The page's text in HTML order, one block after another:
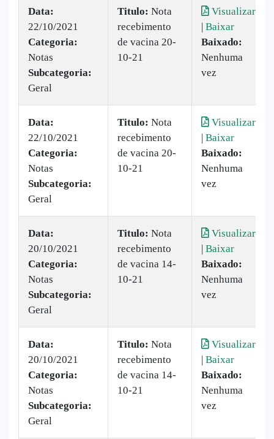
Data:
22/10/2021
Categoria:
Notas
Subcategoria:
Geral
Titulo: Nota
recebimento
de vacina 20-
10-21
Visualizar
| Baixar
Baixado:
Nenhuma
vez
Data:
22/10/2021
Categoria:
Notas
Subcategoria:
Geral
Titulo: Nota
recebimento
de vacina 20-
10-21
Visualizar
| Baixar
Baixado:
Nenhuma
vez
Data:
20/10/2021
Categoria:
Notas
Subcategoria:
Geral
Titulo: Nota
recebimento
de vacina 14-
10-21
Visualizar
| Baixar
Baixado:
Nenhuma
vez
Data:
20/10/2021
Categoria:
Notas
Subcategoria:
Geral
Titulo: Nota
recebimento
de vacina 14-
10-21
Visualizar
| Baixar
Baixado:
Nenhuma
vez